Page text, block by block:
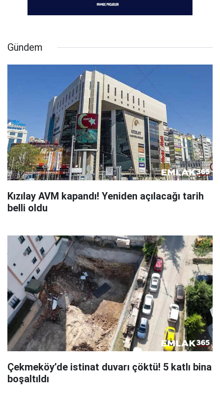
Gündem
Kızılay AVM kapandı! Yeniden açılacağı tarih
belli oldu
Çekmeköy’de istinat duvarı çöktü! 5 katlı bina
boşaltıldı